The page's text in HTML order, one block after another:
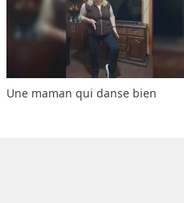
Une maman qui danse bien